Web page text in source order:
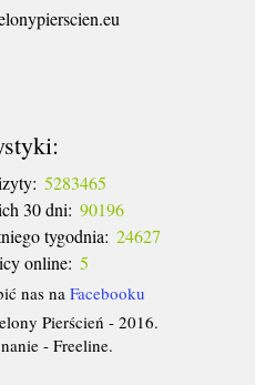
5283465
30 dni: 90196
tygodnia: 24627
online: 5
nas na Facebooku
Pierścień - 2016.
- Freeline.